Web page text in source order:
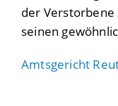
der
seinen
Amtsgericht